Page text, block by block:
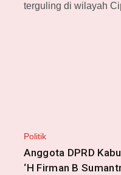
terguling di wilayah
Politik
Anggota DPRD
‘H Firman B